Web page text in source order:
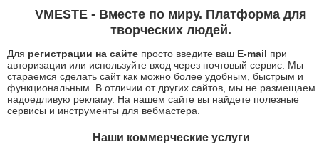
VMESTE - Вместе по миру. Платформа для
творческих людей.
Для регистрации на сайте просто введите ваш E-mail при
авторизации или используйте вход через почтовый сервис. Мы
стараемся сделать сайт как можно более удобным, быстрым и
функциональным. В отличии от других сайтов, мы не размещаем
надоедливую рекламу. На нашем сайте вы найдете полезные
сервисы и инструменты для вебмастера.
Наши коммерческие услуги